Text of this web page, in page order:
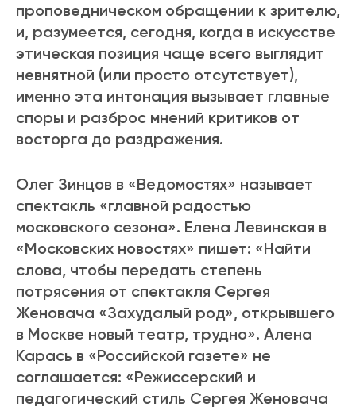
проповедническом обращении к зрителю,
и, разумеется, сегодня, когда в искусстве
этическая позиция чаще всего выглядит
невнятной (или просто отсутствует),
именно эта интонация вызывает главные
споры и разброс мнений критиков от
восторга до раздражения.
Олег Зинцов в «Ведомостях» называет
спектакль «главной радостью
московского сезона». Елена Левинская в
«Московских новостях» пишет: «Найти
слова, чтобы передать степень
потрясения от спектакля Сергея
Женовача «Захудалый род», открывшего
в Москве новый театр, трудно». Алена
Карась в «Российской газете» не
соглашается: «Режиссерский и
педагогический стиль Сергея Женовача